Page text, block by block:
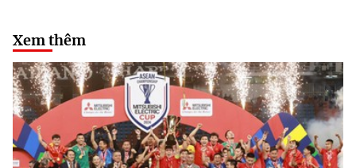
Xem thêm